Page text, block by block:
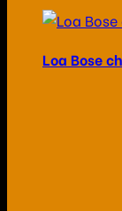
Loa Bose